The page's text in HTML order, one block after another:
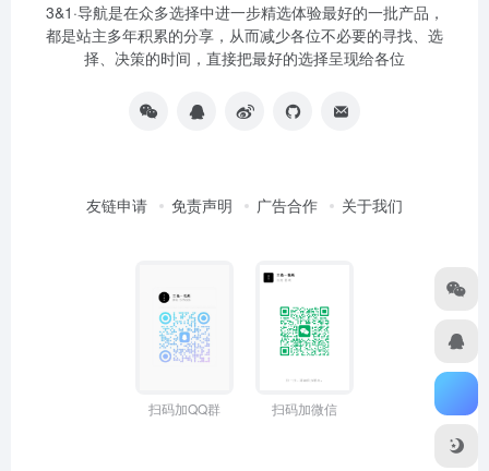
3&1·导航是在众多选择中进一步精选体验最好的一批产品，
都是站主多年积累的分享，从而减少各位不必要的寻找、选
择、决策的时间，直接把最好的选择呈现给各位
友链申请 免责声明 广告合作 关于我们
扫码加QQ群 扫码加微信